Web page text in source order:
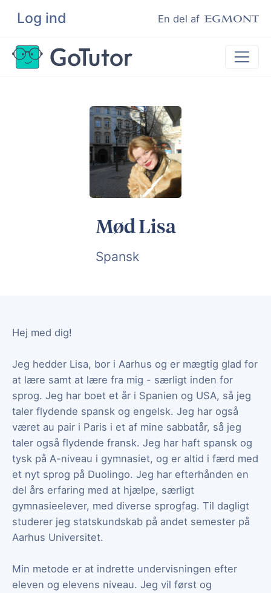
Log ind En del af
Søg
Lektiehjælp
Eksamenshjælp
Hjælp til ordblinde
Kundeudtalelser
Mød Lisa
Spansk
Hej med dig!
Jeg hedder Lisa, bor i Aarhus og er mægtig glad for
at lære samt at lære fra mig - særligt inden for
sprog. Jeg har boet et år i Spanien og USA, så jeg
taler flydende spansk og engelsk. Jeg har også
været au pair i Paris i et af mine sabbatår, så jeg
taler også flydende fransk. Jeg har haft spansk og
tysk på A-niveau i gymnasiet, og er altid i færd med
et nyt sprog på Duolingo. Jeg har efterhånden en
del års erfaring med at hjælpe, særligt
gymnasieelever, med diverse sprogfag. Til dagligt
studerer jeg statskundskab på andet semester på
Aarhus Universitet.
Min metode er at indrette undervisningen efter
eleven og elevens niveau. Jeg vil først og